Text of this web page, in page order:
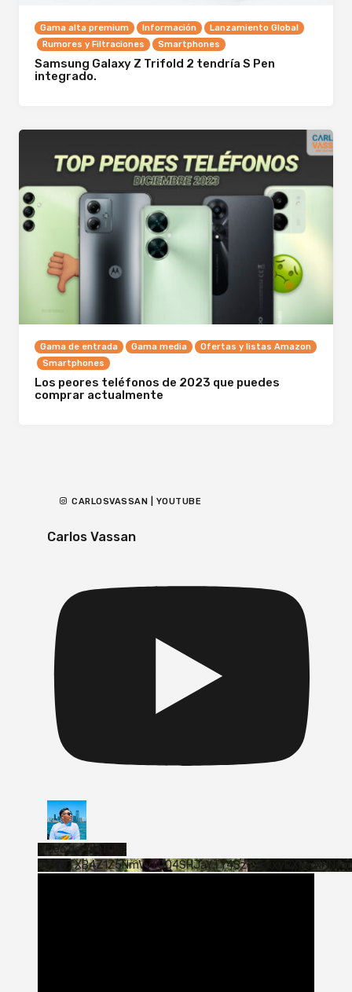
Gama alta premium Información
Lanzamiento Global
Rumores y Filtraciones
Smartphones
Samsung Galaxy Z Trifold 2 tendría S Pen
integrado.
Gama de entrada Gama media
Ofertas y listas Amazon
Smartphones
Los peores teléfonos de 2023 que puedes
comprar actualmente
CARLOSVASSAN | YOUTUBE
Carlos Vassan
Vídeo de YouTube